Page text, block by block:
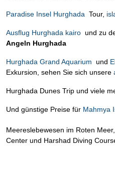
Paradise Insel Hurghada Tour,
Ausflug Hurghada kairo und zu
Angeln Hurghada
Hurghada Grand Aquarium und
Exkursion, sehen Sie sich unsere
Hurghada Dunes Trip und viele
Und günstige Preise für Mahmya
Meereslebewesen im Roten
Center und Harshad Diving